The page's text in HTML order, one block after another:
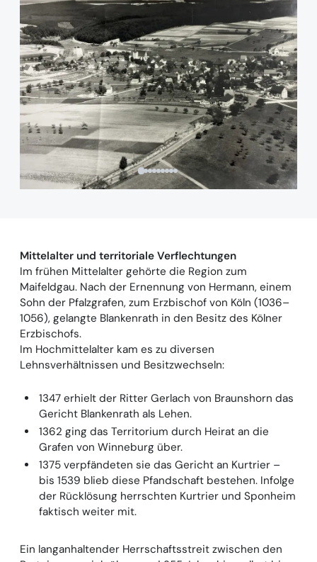
Mittelalter und territoriale Verflechtungen
Im frühen Mittelalter gehörte die Region zum
Maifeldgau. Nach der Ernennung von Hermann, einem
Sohn der Pfalzgrafen, zum Erzbischof von Köln (1036–
1056), gelangte Blankenrath in den Besitz des Kölner
Erzbischofs.
Im Hochmittelalter kam es zu diversen
Lehnsverhältnissen und Besitzwechseln:
1347 erhielt der Ritter Gerlach von Braunshorn das
Gericht Blankenrath als Lehen.
1362 ging das Territorium durch Heirat an die
Grafen von Winneburg über.
1375 verpfändeten sie das Gericht an Kurtrier –
bis 1539 blieb diese Pfandschaft bestehen. Infolge
der Rücklösung herrschten Kurtrier und Sponheim
faktisch weiter mit.
Ein langanhaltender Herrschaftsstreit zwischen den